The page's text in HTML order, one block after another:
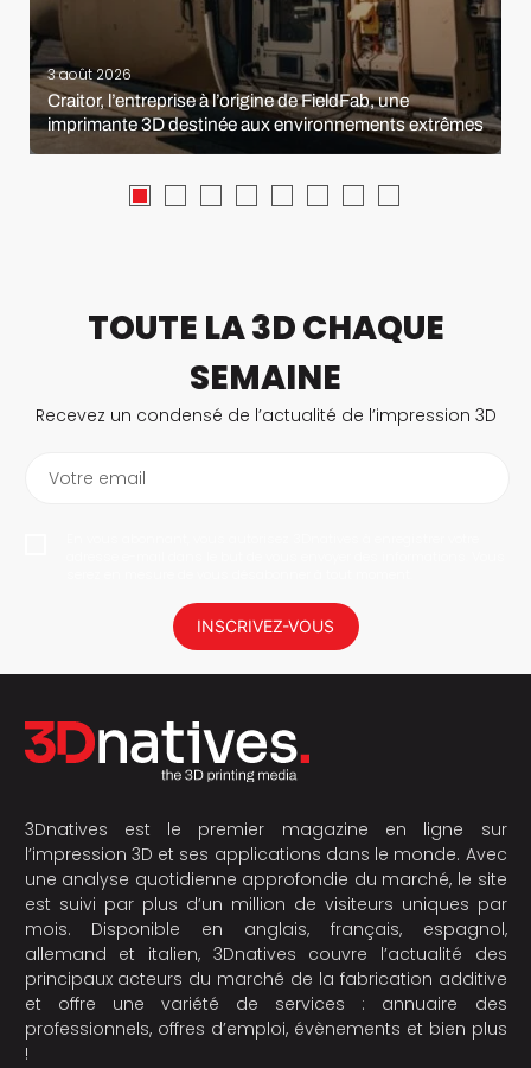
3 août 2026
Craitor, l’entreprise à l’origine de FieldFab, une
imprimante 3D destinée aux environnements extrêmes
TOUTE LA 3D CHAQUE
SEMAINE
Recevez un condensé de l’actualité de l’impression 3D
Votre email
INSCRIVEZ-VOUS
3Dnatives est le premier magazine en ligne sur
l’impression 3D et ses applications dans le monde. Avec
une analyse quotidienne approfondie du marché, le site
est suivi par plus d’un million de visiteurs uniques par
mois. Disponible en anglais, français, espagnol,
allemand et italien, 3Dnatives couvre l’actualité des
principaux acteurs du marché de la fabrication additive
et offre une variété de services : annuaire des
professionnels, offres d’emploi, évènements et bien plus
!